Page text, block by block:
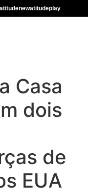
Casa
dois
de
EUA
atitudeplay